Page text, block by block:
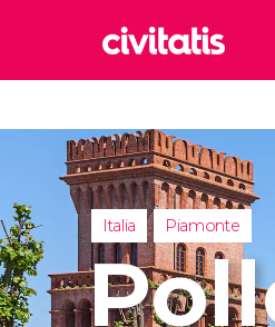
Italia Piamonte